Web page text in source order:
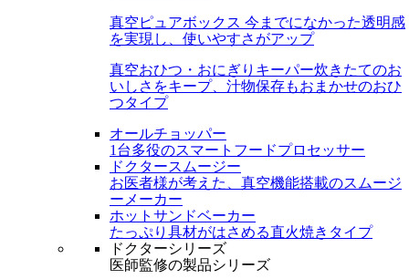
真空ピュアボックス 今までになかった透明感
を実現し、使いやすさがアップ
真空おひつ・おにぎりキーパー炊きたてのお
いしさをキープ、汁物保存もおまかせのおひ
つタイプ
オールチョッパー
1台多役のスマートフードプロセッサー
ドクタースムージー
お医者様が考えた、真空機能搭載のスムージ
ーメーカー
ホットサンドベーカー
たっぷり具材がはさめる直火焼きタイプ
ドクターシリーズ
医師監修の製品シリーズ